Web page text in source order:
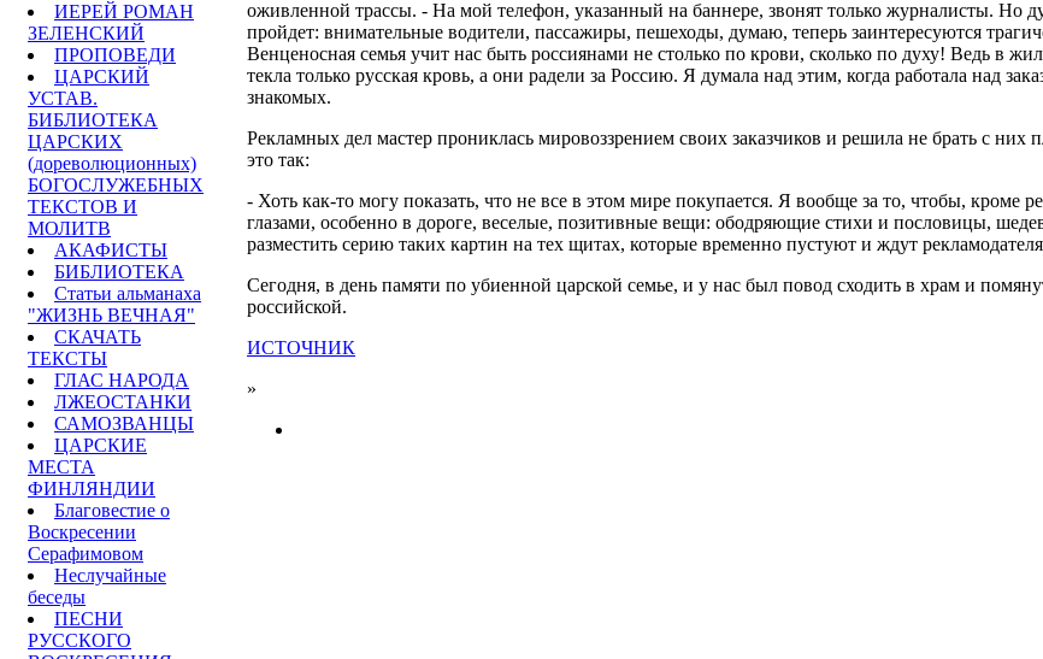
ИЕРЕЙ РОМАН
ЗЕЛЕНСКИЙ
ПРОПОВЕДИ
ЦАРСКИЙ
УСТАВ.
БИБЛИОТЕКА
ЦАРСКИХ
(дореволюционных)
БОГОСЛУЖЕБНЫХ
ТЕКСТОВ И
МОЛИТВ
АКАФИСТЫ
БИБЛИОТЕКА
Статьи альманаха
"ЖИЗНЬ ВЕЧНАЯ"
СКАЧАТЬ
ТЕКСТЫ
ГЛАС НАРОДА
ЛЖЕОСТАНКИ
САМОЗВАНЦЫ
ЦАРСКИЕ
МЕСТА
ФИНЛЯНДИИ
Благовестие о
Воскресении
Серафимовом
Неслучайные
беседы
ПЕСНИ
РУССКОГО
оживленной трассы. - На мой телефон, указанный на баннере, звонят только журналисты. Но
пройдет: внимательные водители, пассажиры, пешеходы, думаю, теперь заинтересуются
Венценосная семья учит нас быть россиянами не столько по крови, сколько по духу! Ведь в
текла только русская кровь, а они радели за Россию. Я думала над этим, когда работала над
знакомых.
Рекламных дел мастер прониклась мировоззрением своих заказчиков и решила не брать с них
это так:
- Хоть как-то могу показать, что не все в этом мире покупается. Я вообще за то, чтобы, кроме
глазами, особенно в дороге, веселые, позитивные вещи: ободряющие стихи и пословицы,
разместить серию таких картин на тех щитах, которые временно пустуют и ждут
Сегодня, в день памяти по убиенной царской семье, и у нас был повод сходить в храм и
российской.
ИСТОЧНИК
»